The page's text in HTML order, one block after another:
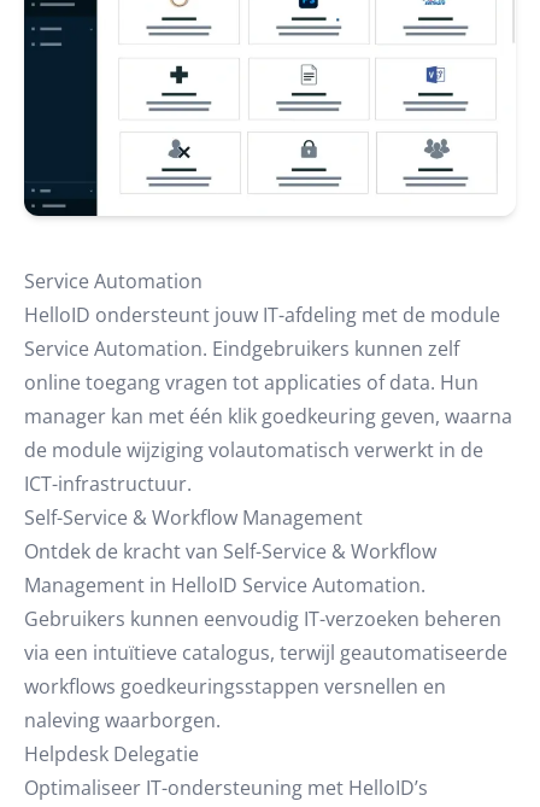
Service Automation
HelloID ondersteunt jouw IT-afdeling met de module
Service Automation. Eindgebruikers kunnen zelf
online toegang vragen tot applicaties of data. Hun
manager kan met één klik goedkeuring geven, waarna
de module wijziging volautomatisch verwerkt in de
ICT-infrastructuur.
Self-Service & Workflow Management
Ontdek de kracht van Self-Service & Workflow
Management in HelloID Service Automation.
Gebruikers kunnen eenvoudig IT-verzoeken beheren
via een intuïtieve catalogus, terwijl geautomatiseerde
workflows goedkeuringsstappen versnellen en
naleving waarborgen.
Helpdesk Delegatie
Optimaliseer IT-ondersteuning met HelloID’s